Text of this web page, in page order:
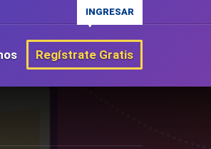
INGRESAR
Regístrate Gratis